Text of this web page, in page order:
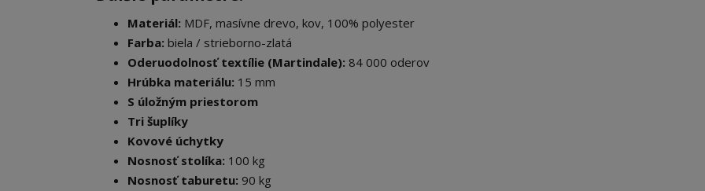
Materiál: MDF, masívne drevo, kov, 100% polyester
Farba: biela / strieborno-zlatá
Oderuodolnosť textílie (Martindale): 84 000 oderov
Hrúbka materiálu: 15 mm
S úložným priestorom
Tri šuplíky
Kovové úchytky
Nosnosť stolíka: 100 kg
Nosnosť taburetu: 90 kg